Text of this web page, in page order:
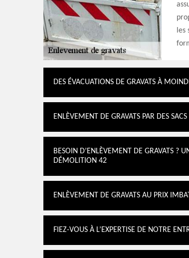
les
DES ÉVACUATIONS DE GRAVATS À
ENLÈVEMENT DE GRAVATS PAR DES
BESOIN D’ENLÈVEMENT DE GRAVATS ?
DÉMOLITION 42
ENLÈVEMENT DE GRAVATS AU PRIX
FIEZ-VOUS À L’EXPERTISE DE NOTRE